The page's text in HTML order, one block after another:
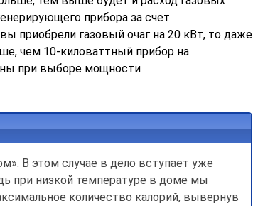
прибора за счет
приобрели газовый очаг на 20 кВт, то даже
чем 10-киловаттный прибор на
при выборе мощности
В этом случае в дело вступает уже
при низкой температуре в доме мы
количество калорий, вывернув